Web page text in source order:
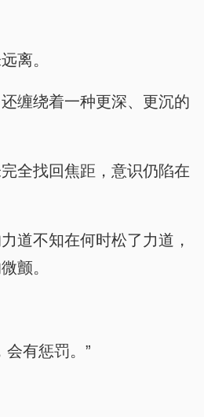
离。
缠绕着一种更深、更沉的
全找回焦距，意识仍陷在
道不知在何时松了力道，
颤。
会有惩罚。”